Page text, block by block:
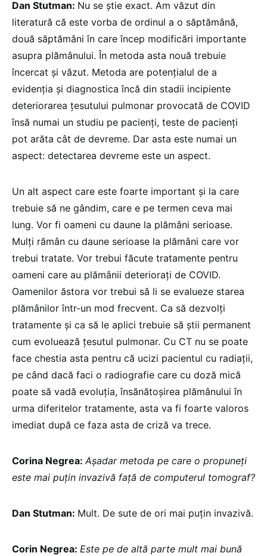
Dan Stutman: Nu se știe exact. Am văzut din
literatură că este vorba de ordinul a o săptămână,
două săptămâni în care încep modificări importante
asupra plămânului. În metoda asta nouă trebuie
încercat și văzut. Metoda are potențialul de a
evidenția și diagnostica încă din stadii incipiente
deteriorarea țesutului pulmonar provocată de COVID
însă numai un studiu pe pacienți, teste de pacienți
pot arăta cât de devreme. Dar asta este numai un
aspect: detectarea devreme este un aspect.
Un alt aspect care este foarte important și la care
trebuie să ne gândim, care e pe termen ceva mai
lung. Vor fi oameni cu daune la plămâni serioase.
Mulți rămân cu daune serioase la plămâni care vor
trebui tratate. Vor trebui făcute tratamente pentru
oameni care au plămânii deteriorați de COVID.
Oamenilor ăstora vor trebui să li se evalueze starea
plămânilor într-un mod frecvent. Ca să dezvolți
tratamente și ca să le aplici trebuie să știi permanent
cum evoluează țesutul pulmonar. Cu CT nu se poate
face chestia asta pentru că ucizi pacientul cu radiații,
pe când dacă faci o radiografie care cu doză mică
poate să vadă evoluția, însănătoșirea plămânului în
urma diferitelor tratamente, asta va fi foarte valoros
imediat după ce faza asta de criză va trece.
Corina Negrea:Așadar metoda pe care o propuneți
este mai puțin invazivă față de computerul tomograf?
Dan Stutman: Mult. De sute de ori mai puțin invazivă.
Corin Negrea: Este pe de altă parte mult mai bună